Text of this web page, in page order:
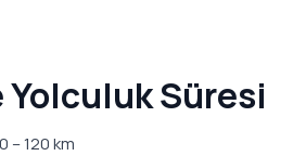
Yolculuk Süresi
– 120 km